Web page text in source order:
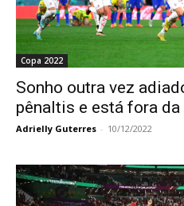
Copa 2022
Sonho outra vez
pênaltis e está fora da
Adrielly Guterres - 10/12/2022